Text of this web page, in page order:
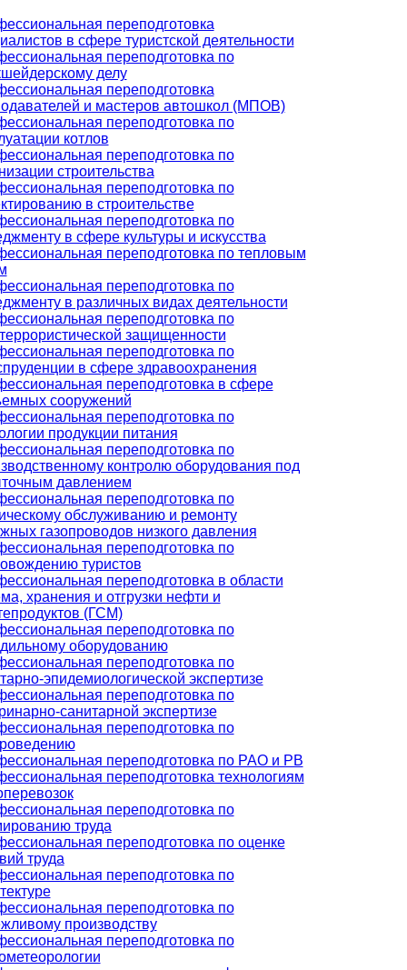
переподготовка
в сфере туристской деятельности
переподготовка по
делу
переподготовка
и мастеров автошкол (МПОВ)
переподготовка по
котлов
переподготовка по
строительства
переподготовка по
в строительстве
переподготовка по
в сфере культуры и искусства
переподготовка по тепловым
переподготовка по
в различных видах деятельности
переподготовка по
защищенности
переподготовка по
в сфере здравоохранения
переподготовка в сфере
сооружений
переподготовка по
продукции питания
переподготовка по
контролю оборудования под
давлением
переподготовка по
обслуживанию и ремонту
газопроводов низкого давления
переподготовка по
туристов
переподготовка в области
хранения и отгрузки нефти и
(ГСМ)
переподготовка по
оборудованию
переподготовка по
эпидемиологической экспертизе
переподготовка по
санитарной экспертизе
переподготовка по
переподготовка по РАО и РВ
переподготовка технологиям
переподготовка по
труда
переподготовка по оценке
труда
переподготовка по
переподготовка по
производству
переподготовка по